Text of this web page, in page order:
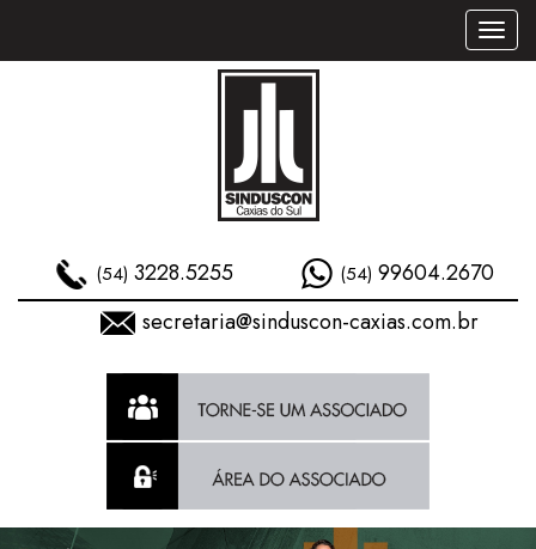
(54) 3228.5255 (54) 99604.2670
secretaria@sinduscon-caxias.com.br